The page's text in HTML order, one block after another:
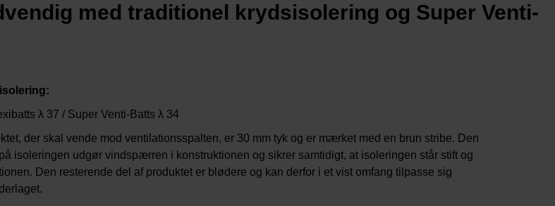
med traditionel krydsisolering og Super Venti-
λ 37 / Super Venti-Batts λ 34
der skal vende mod ventilationsspalten, er 30 mm tyk og er mærket med en brun stribe. Den
isoleringen udgør vindspærren i konstruktionen og sikrer samtidigt, at isoleringen står stift og
Den resterende del af produktet er blødere og kan derfor i et vist omfang tilpasse sig